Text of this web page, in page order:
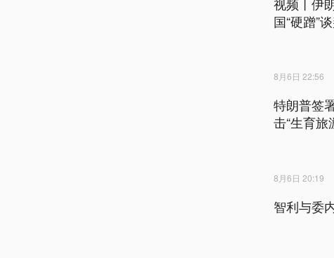
国“硬蹭”
8月6日 22:56
特朗普签
击“生育旅
8月6日 20:19
智利与委